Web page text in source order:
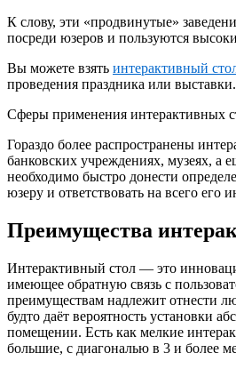
К слову, эти «продвинутые»
посреди юзеров и пользуются
Вы можете взять интерактивный
проведения праздника или выставки.
Сферы применения интерактивных
Гораздо более распространены
банковских учреждениях, музеях, а
необходимо быстро донести
юзеру и ответствовать на всего его
Преимущества
Интерактивный стол — это
имеющее обратную связь с
преимуществам надлежит отнести
будто даёт вероятность установки
помещении. Есть как мелкие
большие, с диагональю в 3 и более